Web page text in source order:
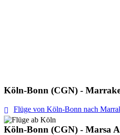
Köln-Bonn (CGN) -
Flüge von Köln-Bonn nach
Köln-Bonn (CGN) - Marsa